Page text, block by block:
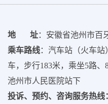
地 址：安徽省池州市百
乘车路线：汽车站（火车
车，步行183米，乘坐5路
池州市人民医院站下
投诉、预约、咨询服务热